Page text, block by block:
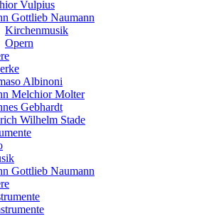
Vulpius
Gottlieb Naumann
Kirchenmusik
Opern
Albinoni
Melchior Molter
Gebhardt
Wilhelm Stade
Gottlieb Naumann